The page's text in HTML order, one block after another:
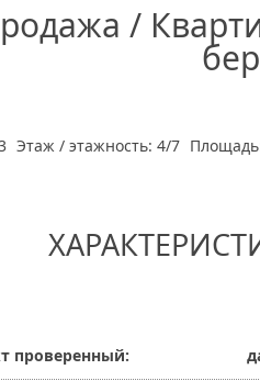
/
Этаж / этажность: 4/7
проверенный: